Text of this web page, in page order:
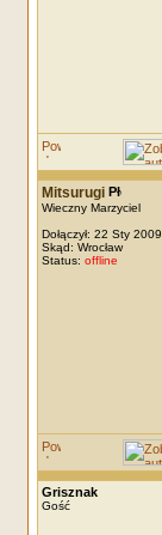
Mitsurugi
Wieczny Marzyciel
Dołączył: 22 Sty 2009
Skąd: Wrocław
Status: offline
Grisznak
Gość